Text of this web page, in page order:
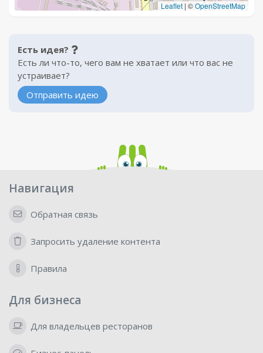
Leaflet | ©OpenStreetMap
Есть идея?
Есть ли что-то, чего вам не хватает или что вас не
устраивает?
Отправить идею
Навигация
Обратная связь
Запросить удаление контента
Правила
Для бизнеса
Для владельцев ресторанов